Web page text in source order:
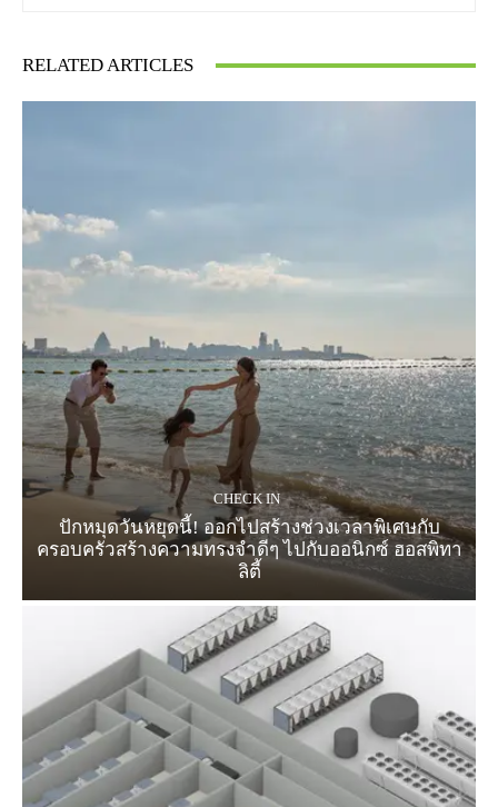
RELATED ARTICLES
CHECK IN
ปักหมุดวันหยุดนี้! ออกไปสร้างช่วงเวลาพิเศษกับ
ครอบครัวสร้างความทรงจำดีๆ ไปกับออนิกซ์ ฮอสพิทา
ลิตี้